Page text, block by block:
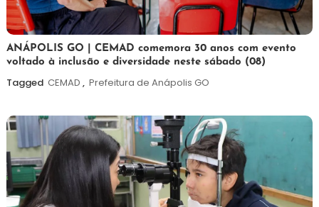
7
de
agosto
Maurilio
ANÁPOLIS GO | CEMAD comemora 30 anos com evento
voltado à inclusão e diversidade neste sábado (08)
Tagged CEMAD , Prefeitura de Anápolis GO